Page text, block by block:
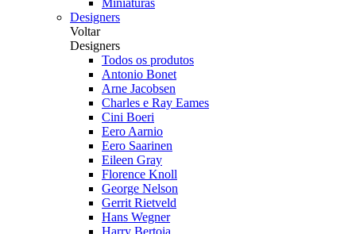
Miniaturas
Designers
Voltar
Designers
Todos os produtos
Antonio Bonet
Arne Jacobsen
Charles e Ray Eames
Cini Boeri
Eero Aarnio
Eero Saarinen
Eileen Gray
Florence Knoll
George Nelson
Gerrit Rietveld
Hans Wegner
Harry Bertoia